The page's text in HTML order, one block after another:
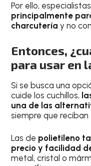
Por ello,
principalmente
charcuteríay no
Entonces,
para usar en
Si se busca una
cuide los cuchillos,
una de las
siempre que
Las de polietileno
precio y facilidad
metal, cristal o